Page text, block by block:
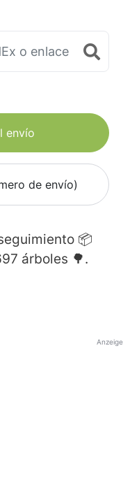
envío
de envío)
📦
árboles 🌳.
Anzeige